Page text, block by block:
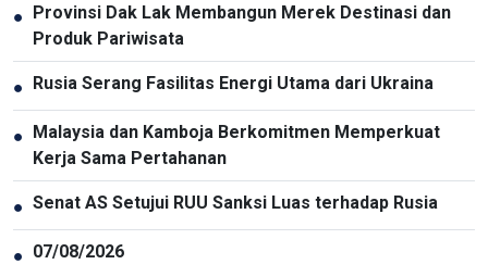
●
Provinsi Dak Lak Membangun Merek Destinasi dan
Produk Pariwisata
● Rusia Serang Fasilitas Energi Utama dari Ukraina
●
Malaysia dan Kamboja Berkomitmen Memperkuat
Kerja Sama Pertahanan
● Senat AS Setujui RUU Sanksi Luas terhadap Rusia
● 07/08/2026